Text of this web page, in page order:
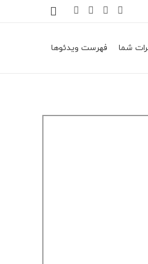
شما فهرست ویدئوها